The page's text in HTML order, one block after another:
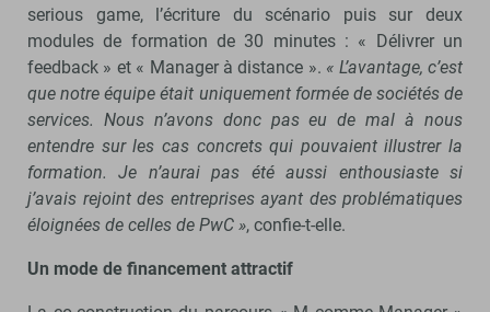
serious game, l’écriture du scénario puis sur deux
modules de formation de 30 minutes : « Délivrer un
feedback » et « Manager à distance ». « L’avantage, c’est
que notre équipe était uniquement formée de sociétés de
services. Nous n’avons donc pas eu de mal à nous
entendre sur les cas concrets qui pouvaient illustrer la
formation. Je n’aurai pas été aussi enthousiaste si
j’avais rejoint des entreprises ayant des problématiques
éloignées de celles de PwC », confie-t-elle.
Un mode de financement attractif